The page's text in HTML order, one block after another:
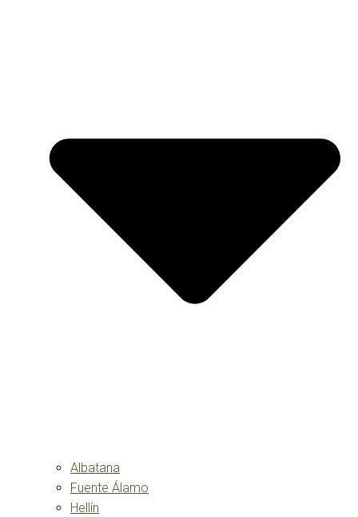
Albatana
Fuente Álamo
Hellín